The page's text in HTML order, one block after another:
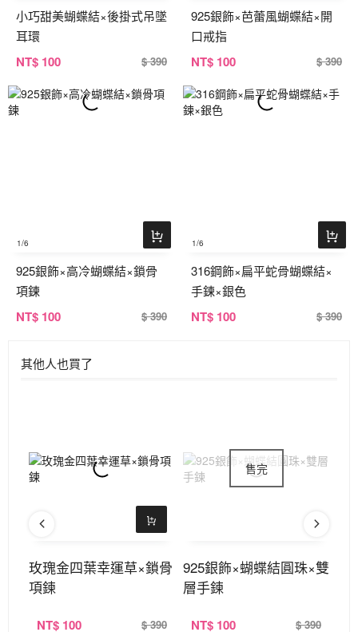
小巧甜美蝴蝶結×後掛式吊墜
耳環
NT$ 100 $ 390
925銀飾×芭蕾風蝴蝶結×開
口戒指
NT$ 100 $ 390
1/6
925銀飾×高冷蝴蝶結×鎖骨
項鍊
NT$ 100 $ 390
1/6
316鋼飾×扁平蛇骨蝴蝶結×
手鍊×銀色
NT$ 100 $ 390
其他人也買了
玫瑰金四葉幸運草×鎖骨
項鍊
NT$ 100 $ 390
925銀飾×蝴蝶結圓珠×雙
層手鍊
NT$ 100 $ 390